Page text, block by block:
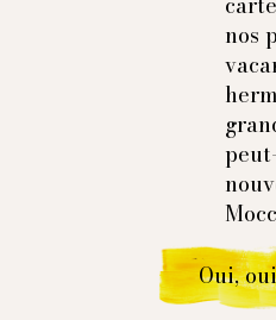
nos
Oui,